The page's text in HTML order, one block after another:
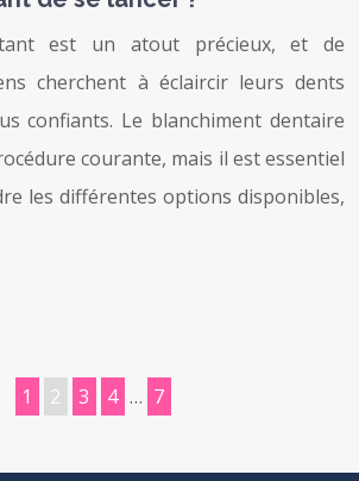
est un atout précieux, et de
cherchent à éclaircir leurs dents
confiants. Le blanchiment dentaire
courante, mais il est essentiel
les différentes options disponibles,
1 2 3 4 … 7